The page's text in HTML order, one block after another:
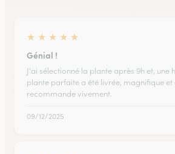
★ ★ ★ ★ ★
Génial !
J'ai sélectionné la plante après 9h et, une
plante parfaite a été livrée, magnifique et
recommande vivement.
09/12/2025